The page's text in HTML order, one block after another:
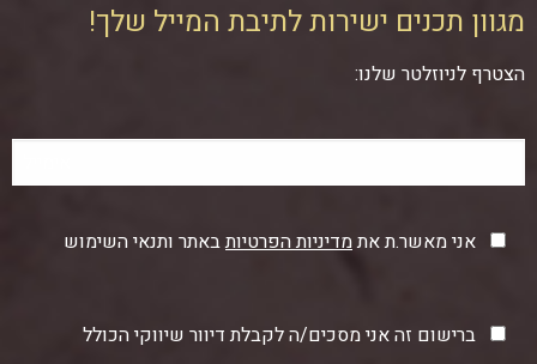
מגוון תכנים ישירות לתיבת המייל שלך!
הצטרף לניוזלטר שלנו:
אני מאשר.ת אתמדיניות הפרטיותבאתר ותנאי השימוש
ברישום זה אני מסכים/ה לקבלת דיוור שיווקי הכולל